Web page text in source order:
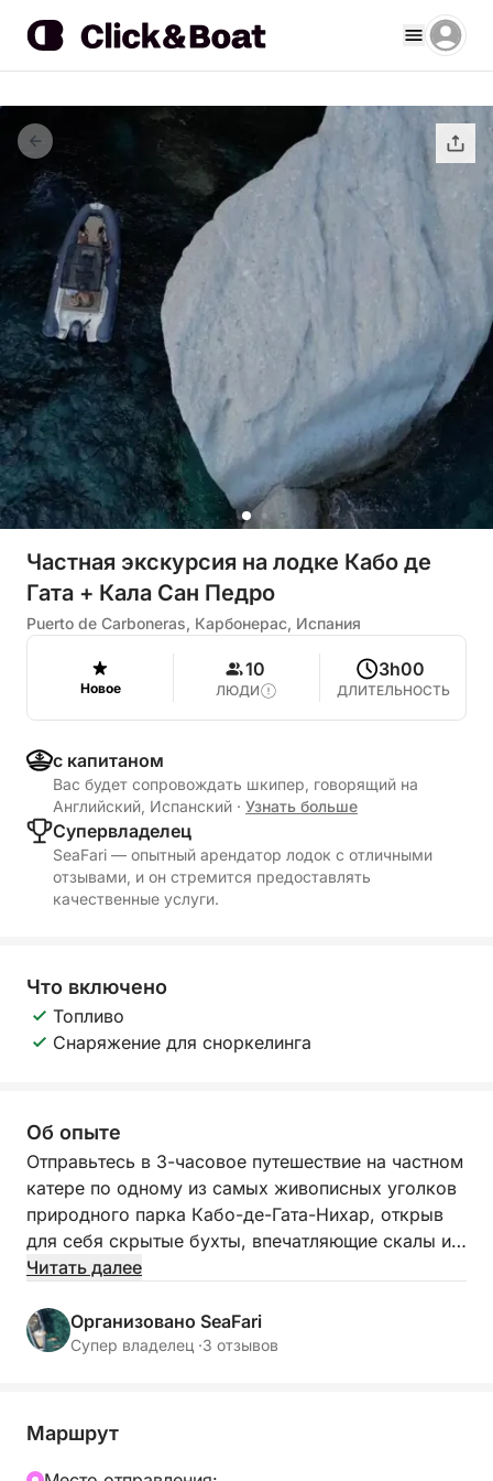
Частная экскурсия на лодке Кабо де
Гата + Кала Сан Педро
Puerto de Carboneras, Карбонерас, Испания
Новое
10
ЛЮДИ
3h00
ДЛИТЕЛЬНОСТЬ
с капитаном
Вас будет сопровождать шкипер, говорящий на
Английский, Испанский · Узнать больше
Cупервладелец
SeaFari — опытный арендатор лодок с отличными
отзывами, и он стремится предоставлять
качественные услуги.
Что включено
Топливо
Снаряжение для сноркелинга
Об опыте
Отправьтесь в 3-часовое путешествие на частном
катере по одному из самых живописных уголков
природного парка Кабо-де-Гата-Нихар, открыв
для себя скрытые бухты, впечатляющие скалы и
кристально чистые воды, доступные только по
Наше путешествие начнется вдоль впечатляющих
образованиями и природными морскими
Читать далее
Организовано SeaFari
Супер владелец ·3 отзывов
Маршрут